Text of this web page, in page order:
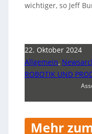
wichtiger, so Jeff
22. Oktober 2024
Allgemein,
ROBOTIK UND
Mehr